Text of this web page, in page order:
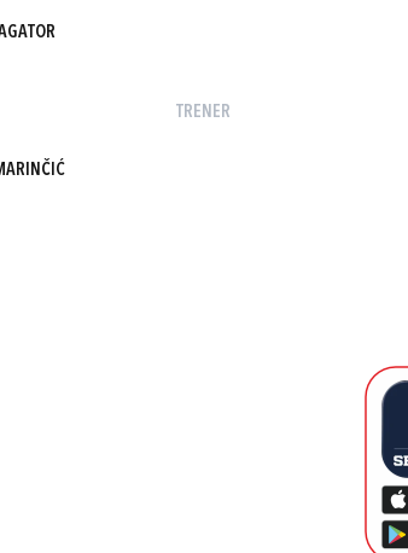
TRENER